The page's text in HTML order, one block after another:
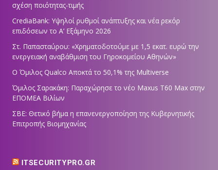
σχέση ποιότητας-τιμής
CrediaBank: Υψηλοί ρυθμοί ανάπτυξης και νέα ρεκόρ
επιδόσεων το Α’ Εξάμηνο 2026
Στ. Παπασταύρου: «Χρηματοδοτούμε με 1,5 εκατ. ευρώ την
ενεργειακή αναβάθμιση του Γηροκομείου Αθηνών»
Ο Όμιλος Qualco Αποκτά το 50,1% της Multiverse
Όμιλος Σαρακάκη: Παραχώρησε το νέο Maxus T60 Max στην
ΕΠΟΜΕΑ Βιλίων
ΣΒΕ: Θετικό βήμα η επανενεργοποίηση της Κυβερνητικής
Επιτροπής Βιομηχανίας
ITSECURITYPRO.GR